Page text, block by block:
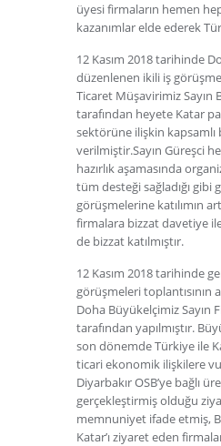
üyesi firmaların hemen
kazanımlar elde ederek
12 Kasım 2018 tarihinde
düzenlenen ikili iş
Ticaret Müşavirimiz Sayın
tarafından heyete Katar
sektörüne ilişkin kapsamlı
verilmiştir.Sayın Güreşci
hazırlık aşamasında
tüm desteği sağladığı gibi
görüşmelerine katılımın
firmalara bizzat davetiye
de bizzat katılmıştır.
12 Kasım 2018 tarihinde
görüşmeleri toplantısının
Doha Büyükelçimiz Sayın
tarafından yapılmıştır.
son dönemde Türkiye ile
ticari ekonomik ilişkilere
Diyarbakır OSB’ye bağlı
gerçekleştirmiş olduğu
memnuniyet ifade etmiş,
Katar’ı ziyaret eden